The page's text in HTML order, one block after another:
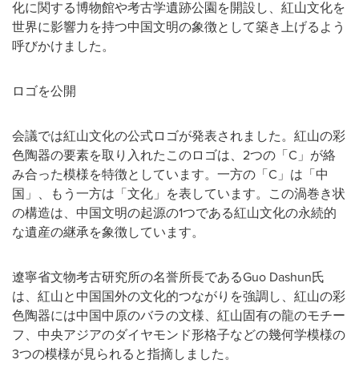
化に関する博物館や考古学遺跡公園を開設し、紅山文化を
世界に影響力を持つ中国文明の象徴として築き上げるよう
呼びかけました。
ロゴを公開
会議では紅山文化の公式ロゴが発表されました。紅山の彩
色陶器の要素を取り入れたこのロゴは、2つの「C」が絡
み合った模様を特徴としています。一方の「C」は「中
国」、もう一方は「文化」を表しています。この渦巻き状
の構造は、中国文明の起源の1つである紅山文化の永続的
な遺産の継承を象徴しています。
遼寧省文物考古研究所の名誉所長であるGuo Dashun氏
は、紅山と中国国外の文化的つながりを強調し、紅山の彩
色陶器には中国中原のバラの文様、紅山固有の龍のモチー
フ、中央アジアのダイヤモンド形格子などの幾何学模様の
3つの模様が見られると指摘しました。